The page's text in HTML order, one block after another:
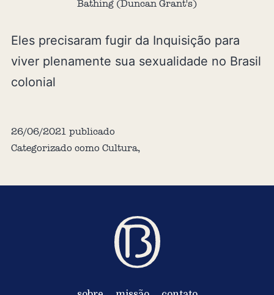
Bathing (Duncan Grant's)
Eles precisaram fugir da Inquisição para
viver plenamente sua sexualidade no Brasil
colonial
26/06/2021 publicado
Categorizado como Cultura,